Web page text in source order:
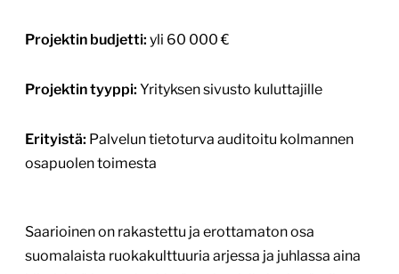
Projektin budjetti: yli 60 000 €
Projektin tyyppi: Yrityksen sivusto kuluttajille
Erityistä: Palvelun tietoturva auditoitu kolmannen
osapuolen toimesta
Saarioinen on rakastettu ja erottamaton osa
suomalaista ruokakulttuuria arjessa ja juhlassa aina